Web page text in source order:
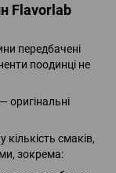
Flavorlab
передбачені
поодинці не
— оригінальні
кількість смаків,
зокрема: